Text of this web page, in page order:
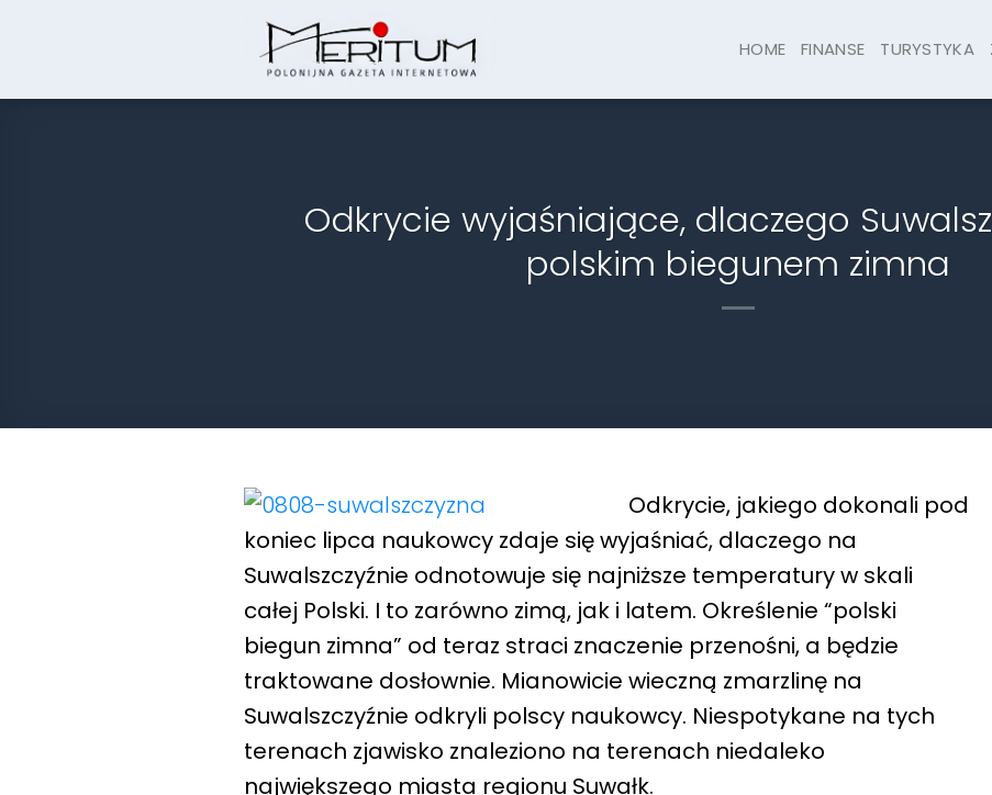
HOME FINANSE TURYSTYKA
Odkrycie wyjaśniające, dlaczego
polskim biegunem zimna
Odkrycie, jakiego dokonali pod
koniec lipca naukowcy zdaje się wyjaśniać, dlaczego na
Suwalszczyźnie odnotowuje się najniższe temperatury w skali
całej Polski. I to zarówno zimą, jak i latem. Określenie “polski
biegun zimna” od teraz straci znaczenie przenośni, a będzie
traktowane dosłownie. Mianowicie wieczną zmarzlinę na
Suwalszczyźnie odkryli polscy naukowcy. Niespotykane na tych
terenach zjawisko znaleziono na terenach niedaleko
największego miasta regionu Suwałk.